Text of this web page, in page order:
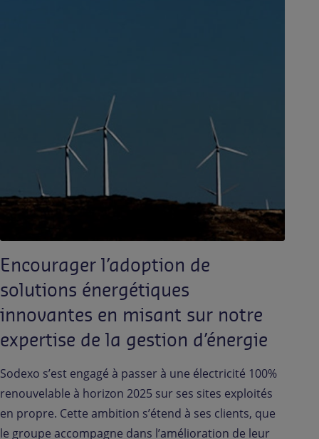
Encourager l’adoption de
solutions énergétiques
innovantes en misant sur notre
expertise de la gestion d’énergie
Sodexo s’est engagé à passer à une électricité 100%
renouvelable à horizon 2025 sur ses sites exploités
en propre. Cette ambition s’étend à ses clients, que
le groupe accompagne dans l’amélioration de leur